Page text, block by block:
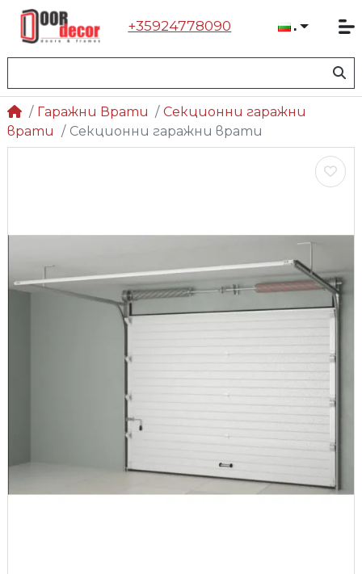
+35924778090
Гаражни Врати
Секционни гаражни
врати
Секционни гаражни врати